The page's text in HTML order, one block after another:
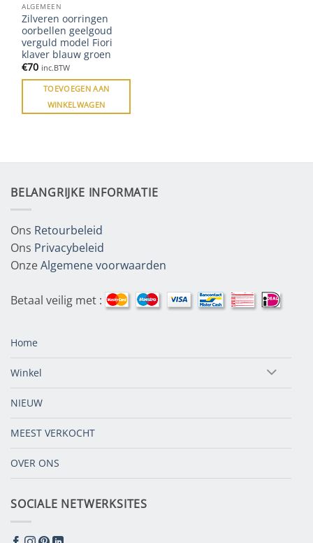
ALGEMEEN
Zilveren oorringen
oorbellen geelgoud
verguld model Fiori
klaver blauw groen
€70 inc.BTW
TOEVOEGEN AAN
WINKELWAGEN
BELANGRIJKE INFORMATIE
Ons Retourbeleid
Ons Privacybeleid
OnzeAlgemene voorwaarden
Betaal veilig met :
Home
Winkel
NIEUW
MEEST VERKOCHT
OVER ONS
SOCIALE NETWERKSITES